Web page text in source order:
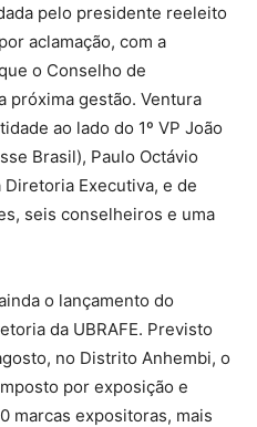
pelo presidente reeleito
aclamação, com a
o Conselho de
próxima gestão. Ventura
ao lado do 1º VP João
Brasil), Paulo Octávio
Diretoria Executiva, e de
seis conselheiros e uma
o lançamento do
da UBRAFE. Previsto
no Distrito Anhembi, o
por exposição e
marcas expositoras, mais